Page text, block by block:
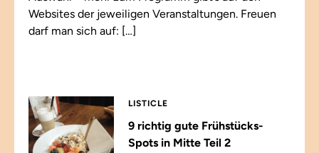
Websites der jeweiligen Veranstaltungen. Freuen
darf man sich auf: […]
LISTICLE
9 richtig gute Frühstücks-
Spots in Mitte Teil 2